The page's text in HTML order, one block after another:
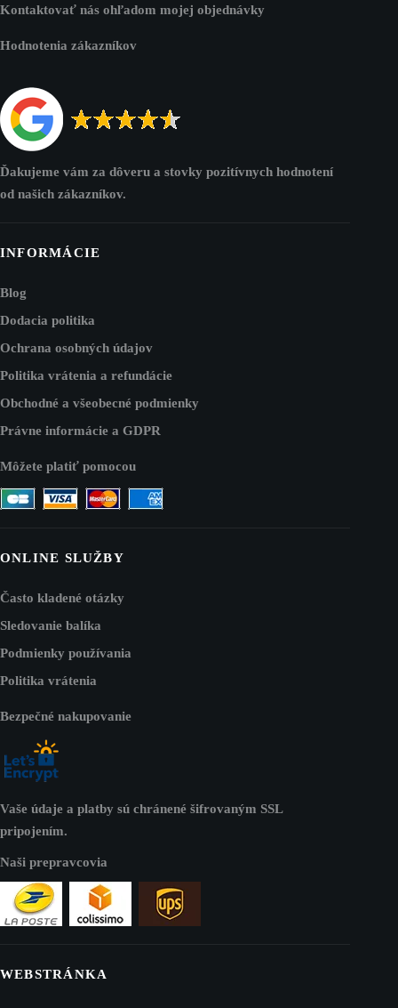
Kontaktovať nás ohľadom mojej objednávky
Hodnotenia zákazníkov
Ďakujeme vám za dôveru a stovky pozitívnych hodnotení
od našich zákazníkov.
INFORMÁCIE
Blog
Dodacia politika
Ochrana osobných údajov
Politika vrátenia a refundácie
Obchodné a všeobecné podmienky
Právne informácie a GDPR
Môžete platiť pomocou
ONLINE SLUŽBY
Často kladené otázky
Sledovanie balíka
Podmienky používania
Politika vrátenia
Bezpečné nakupovanie
Vaše údaje a platby sú chránené šifrovaným SSL
pripojením.
Naši prepravcovia
WEBSTRÁNKA